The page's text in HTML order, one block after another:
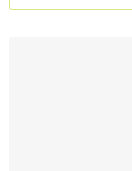
Аспарагус